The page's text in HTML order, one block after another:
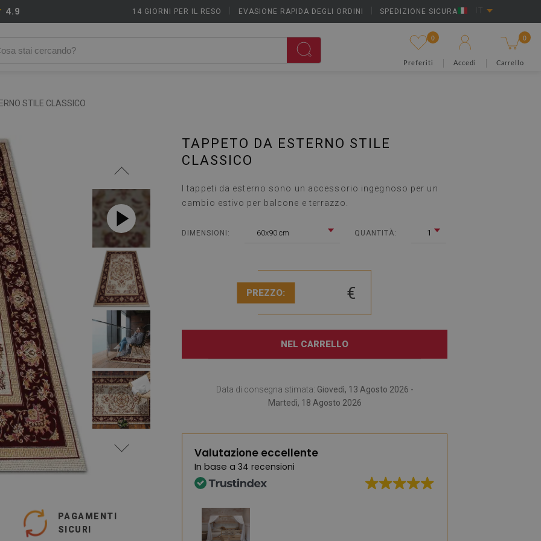
14 GIORNI PER IL RESO EVASIONE RAPIDA DEGLI ORDINI SPEDIZIONE SICURA
4.9
0
Preferiti Accedi
0
Carrello
STILE CLASSICO
PAGAMENTI
SICURI
TAPPETO DA ESTERNO STILE
CLASSICO
I tappeti da esterno sono un accessorio ingegnoso per un
cambio estivo per balcone e terrazzo.
DIMENSIONI: 60x90 cm QUANTITÀ: 1
PREZZO: €
NEL CARRELLO
Data di consegna stimata: Giovedì, 13 Agosto 2026 -
Martedì, 18 Agosto 2026
Valutazione eccellente
In base a 34 recensioni